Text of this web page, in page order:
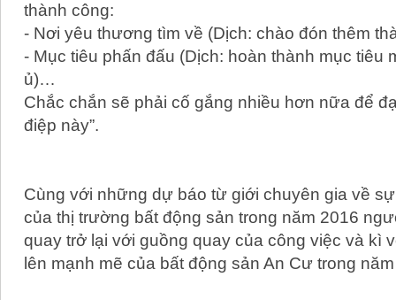
thành công:
- Nơi yêu thương tìm về (Dịch: chào đón thêm
- Mục tiêu phấn đấu (Dịch: hoàn thành mục tiêu
ủ)…
Chắc chắn sẽ phải cố gắng nhiều hơn nữa để
điệp này”.
Cùng với những dự báo từ giới chuyên gia về
của thị trường bất động sản trong năm 2016
quay trở lại với guồng quay của công việc và kì
lên mạnh mẽ của bất động sản An Cư trong